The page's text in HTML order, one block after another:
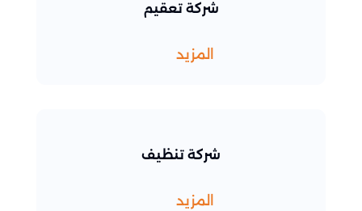
شركة تعقيم
المزيد
شركة تنظيف
المزيد